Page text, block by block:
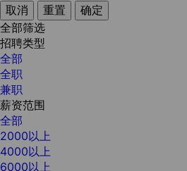
取消
重置
确定
全部筛选
招聘类型
全部
全职
兼职
薪资范围
全部
2000以上
4000以上
6000以上